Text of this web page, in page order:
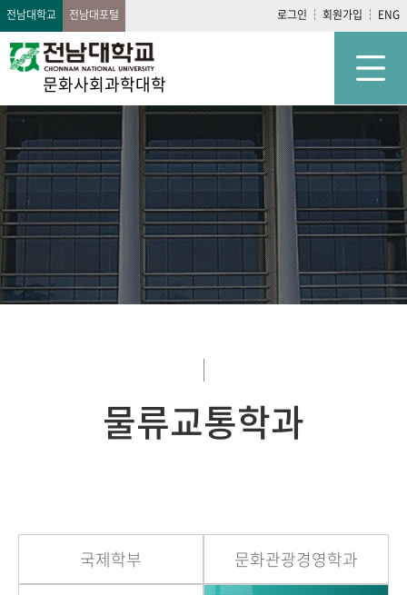
전남대학교 전남대포털 로그인 회원가입 ENG
문화사회과학대학
물류교통학과
국제학부 문화관광경영학과